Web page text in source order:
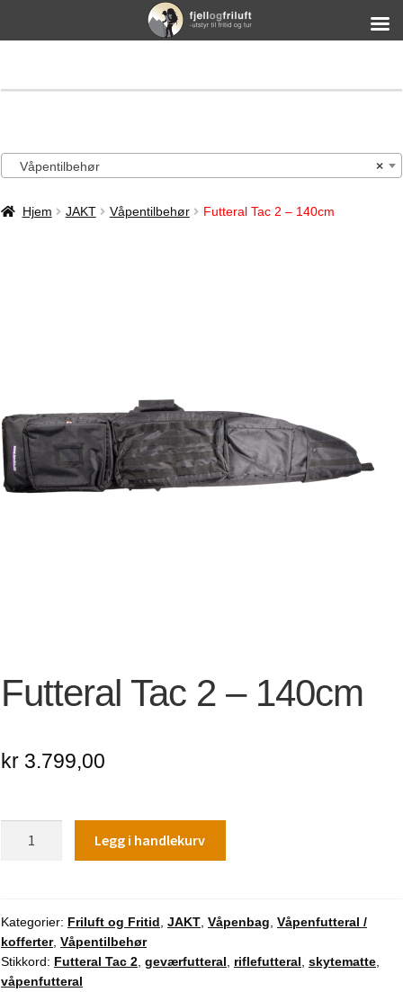
×
Våpentilbehør
Hjem JAKT Våpentilbehør Futteral Tac 2 – 140cm
Futteral Tac 2 – 140cm
kr 3.799,00
140cm
antall
Legg i handlekurv
Kategorier: Friluft og Fritid JAKT Våpenbag Våpenfutteral /
kofferter, Våpentilbehør
Stikkord: Futteral Tac 2 geværfutteral riflefutteral skytematte
våpenfutteral